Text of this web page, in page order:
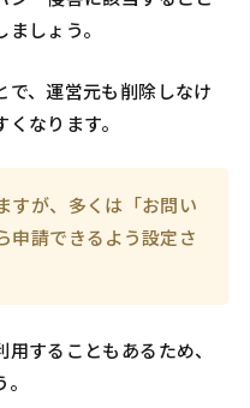
しょう。
で、運営元も削除しなけ
なります。
すが、多くは「お問い
申請できるよう設定さ
することもあるため、